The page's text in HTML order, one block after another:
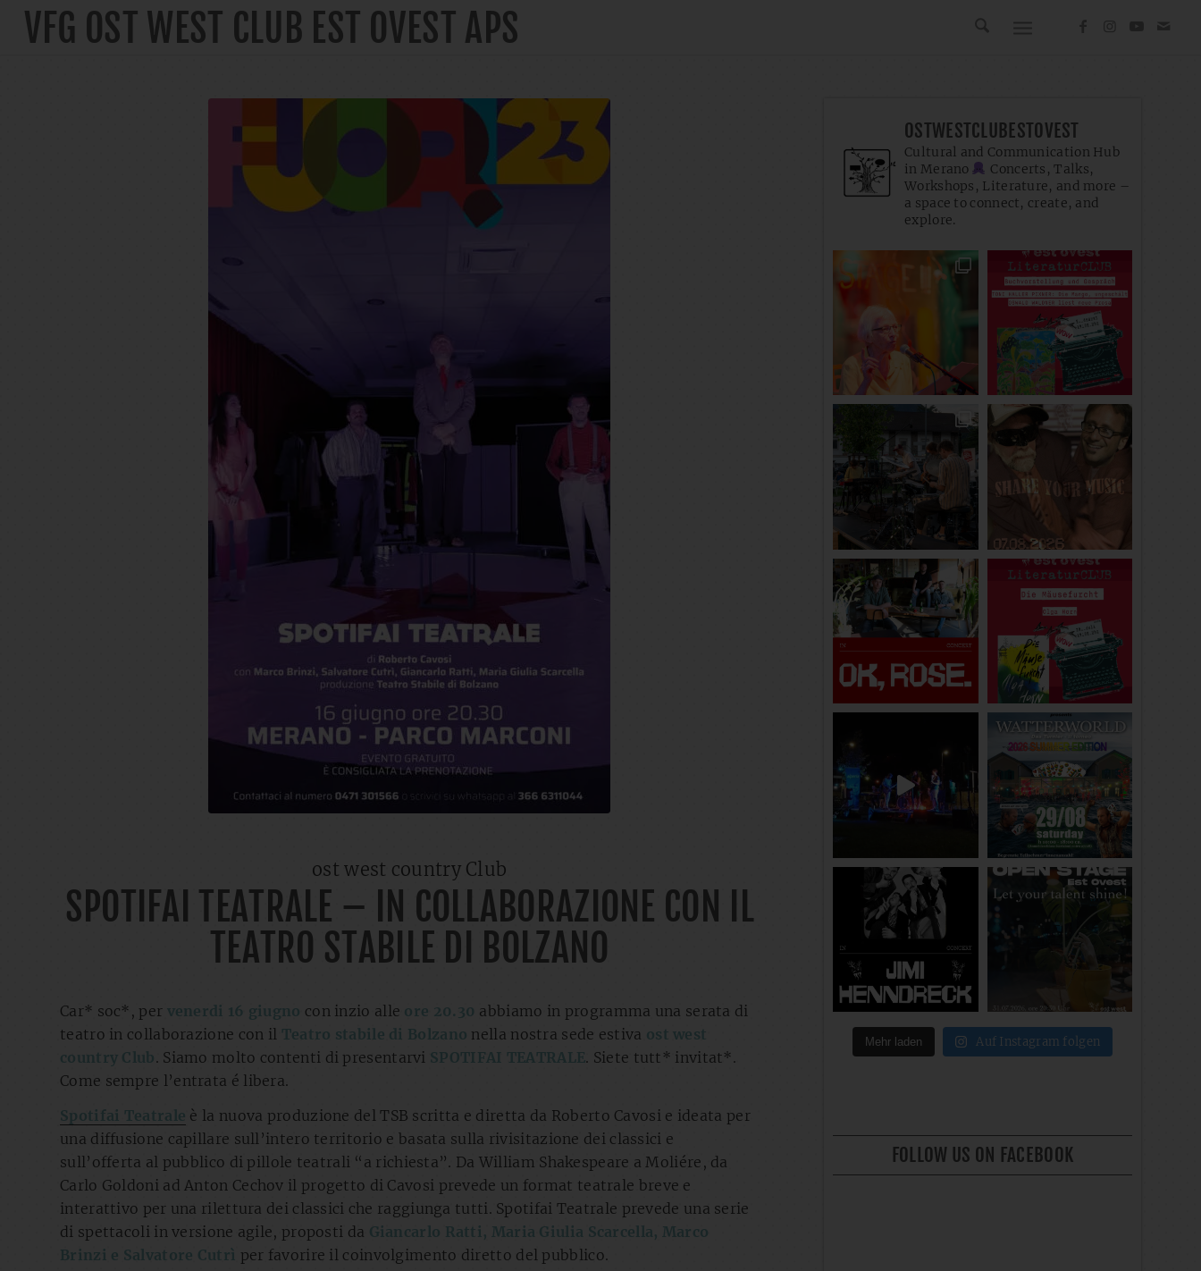
VFG OST WEST CLUB EST OVEST APS
ost west country Club
SPOTIFAI TEATRALE – IN COLLABORAZIONE CON IL
TEATRO STABILE DI BOLZANO
Car* soc*, per venerdi 16 giugno con inzio alle ore 20.30 abbiamo in programma una serata di
teatro in collaborazione con il Teatro stabile di Bolzano nella nostra sede estiva ost west
country Club. Siamo molto contenti di presentarvi SPOTIFAI TEATRALE. Siete tutt* invitat*.
Come sempre l’entrata é libera.
Spotifai Teatrale è la nuova produzione del TSB scritta e diretta da Roberto Cavosi e ideata per
una diffusione capillare sull’intero territorio e basata sulla rivisitazione dei classici e
sull’offerta al pubblico di pillole teatrali “a richiesta”. Da William Shakespeare a Moliére, da
Carlo Goldoni ad Anton Cechov il progetto di Cavosi prevede un format teatrale breve e
interattivo per una rilettura dei classici che raggiunga tutti. Spotifai Teatrale prevede una serie
di spettacoli in versione agile, proposti da Giancarlo Ratti, Maria Giulia Scarcella, Marco
Brinzi e Salvatore Cutrì per favorire il coinvolgimento diretto del pubblico.
OSTWESTCLUBESTOVEST
Cultural and Communication Hub
in Merano
Concerts, Talks,
Workshops, Literature, and more –
a space to connect, create, and
explore.
Mehr laden Auf Instagram folgen
FOLLOW US ON FACEBOOK